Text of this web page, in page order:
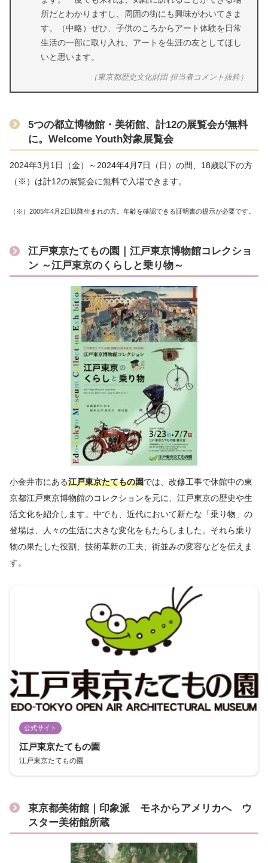
所だとわかりますし、周囲の街にも興味がわいてきま
す。（中略）ぜひ、子供のころからアート体験を日常
生活の一部に取り入れ、アートを生涯の友としてほし
いと思います。
（東京都歴史文化財団 担当者コメント抜粋）
5つの都立博物館・美術館、計12の展覧会が無料
に。Welcome Youth対象展覧会
2024年3月1日（金）～2024年4月7日（日）の間、18歳以下の方
（※）は計12の展覧会に無料で入場できます。
（※）2005年4月2日以降生まれの方。年齢を確認できる証明書の提示が必要です。
江戸東京たてもの園｜江戸東京博物館コレクショ
ン ～江戸東京のくらしと乗り物～
小金井市にある江戸東京たてもの園では、改修工事で休館中の東
京都江戸東京博物館のコレクションを元に、江戸東京の歴史や生
活文化を紹介します。中でも、近代において新たな「乗り物」の
登場は、人々の生活に大きな変化をもたらしました。それら乗り
物の果たした役割、技術革新の工夫、街並みの変容などを伝えま
す。
公式サイト
江戸東京たてもの園
江戸東京たてもの園
東京都美術館｜印象派 モネからアメリカへ ウ
スター美術館所蔵